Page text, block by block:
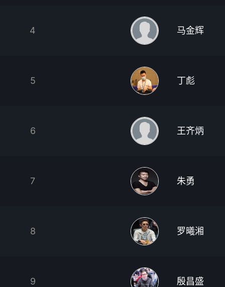
4 马金辉
5 丁彪
6 王齐炳
7 朱勇
8 罗曦湘
9 殷昌盛